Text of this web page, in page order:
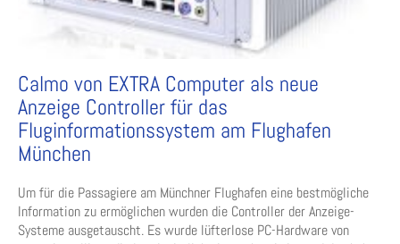
Calmo von EXTRA Computer als neue
Anzeige Controller für das
Fluginformationssystem am Flughafen
München
Um für die Passagiere am Münchner Flughafen eine bestmögliche
Information zu ermöglichen wurden die Controller der Anzeige-
Systeme ausgetauscht. Es wurde lüfterlose PC-Hardware von